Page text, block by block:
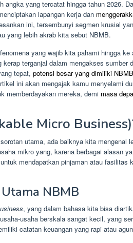
yang tercatat hingga tahun 2026.
lapangan kerja dan
ini, tersembunyi segmen krusial
yang lebih akrab kita sebut NBMB.
yang wajib kita pahami hingga ke
terganjal dalam mengakses sumber
tepat, potensi besar yang dimiliki
ini akan mengajak kamu menyelami
memberdayakan mereka, demi masa
Micro
utama, ada baiknya kita mengenal
mikro yang, karena berbagai alasan
mendapatkan pinjaman atau fasilitas
NBMB
, yang dalam bahasa kita bisa
usaha berskala sangat kecil, yang
catatan keuangan yang rapi atau